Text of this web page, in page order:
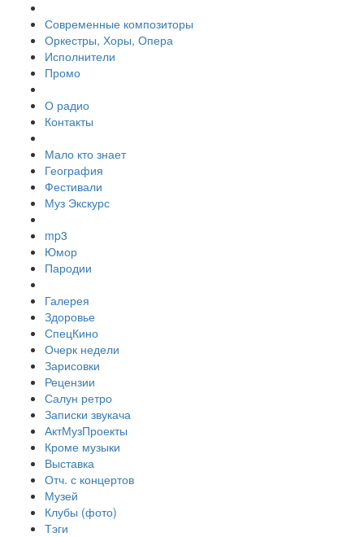
Современные композиторы
Оркестры, Хоры, Опера
Исполнители
Промо
О радио
Контакты
Мало кто знает
География
Фестивали
Муз Экскурс
mp3
Юмор
Пародии
Галерея
Здоровье
СпецКино
Очерк недели
Зарисовки
Рецензии
Салун ретро
Записки звукача
АктМузПроекты
Кроме музыки
Выставка
Отч. с концертов
Музей
Клубы (фото)
Тэги